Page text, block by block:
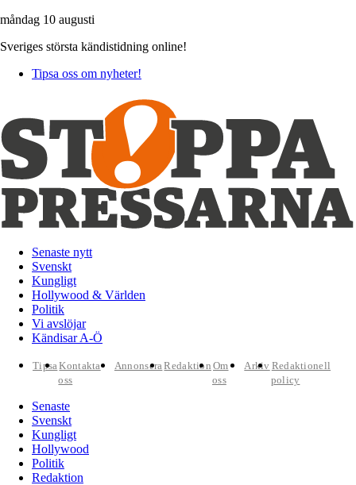
måndag 10 augusti
Sveriges största kändistidning online!
Tipsa oss om nyheter!
Senaste nytt
Svenskt
Kungligt
Hollywood & Världen
Politik
Vi avslöjar
Kändisar A-Ö
TipsaKontakta
oss
AnnonseraRedaktion Om
oss
Arkiv Redaktionell
policy
Senaste
Svenskt
Kungligt
Hollywood
Politik
Redaktion